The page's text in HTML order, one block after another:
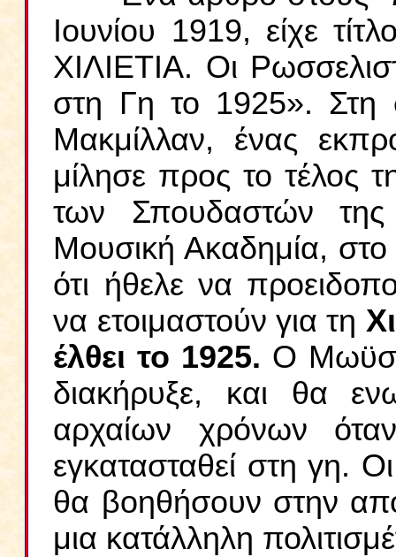
Ιουνίου 1919, είχε
ΧΙΛΙΕΤΙΑ. Οι
στη Γη το 1925». Στη
Μακμίλλαν, ένας
μίλησε προς το τέλος
των Σπουδαστών
Μουσική Ακαδημία,
ότι ήθελε να
να ετοιμαστούν για τη
έλθει το 1925. Ο
διακήρυξε, και θα
αρχαίων χρόνων
εγκατασταθεί στη γη.
θα βοηθήσουν στην
μια κατάλληλη